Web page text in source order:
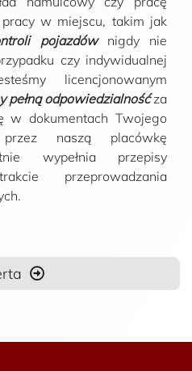
w miejscu, takim jak
pojazdównigdy nie
czy indywidualnej
licencjonowanym
pełną odpowiedzialnośćza
w dokumentach Twojego
naszą placówkę
wypełnia przepisy
przeprowadzania